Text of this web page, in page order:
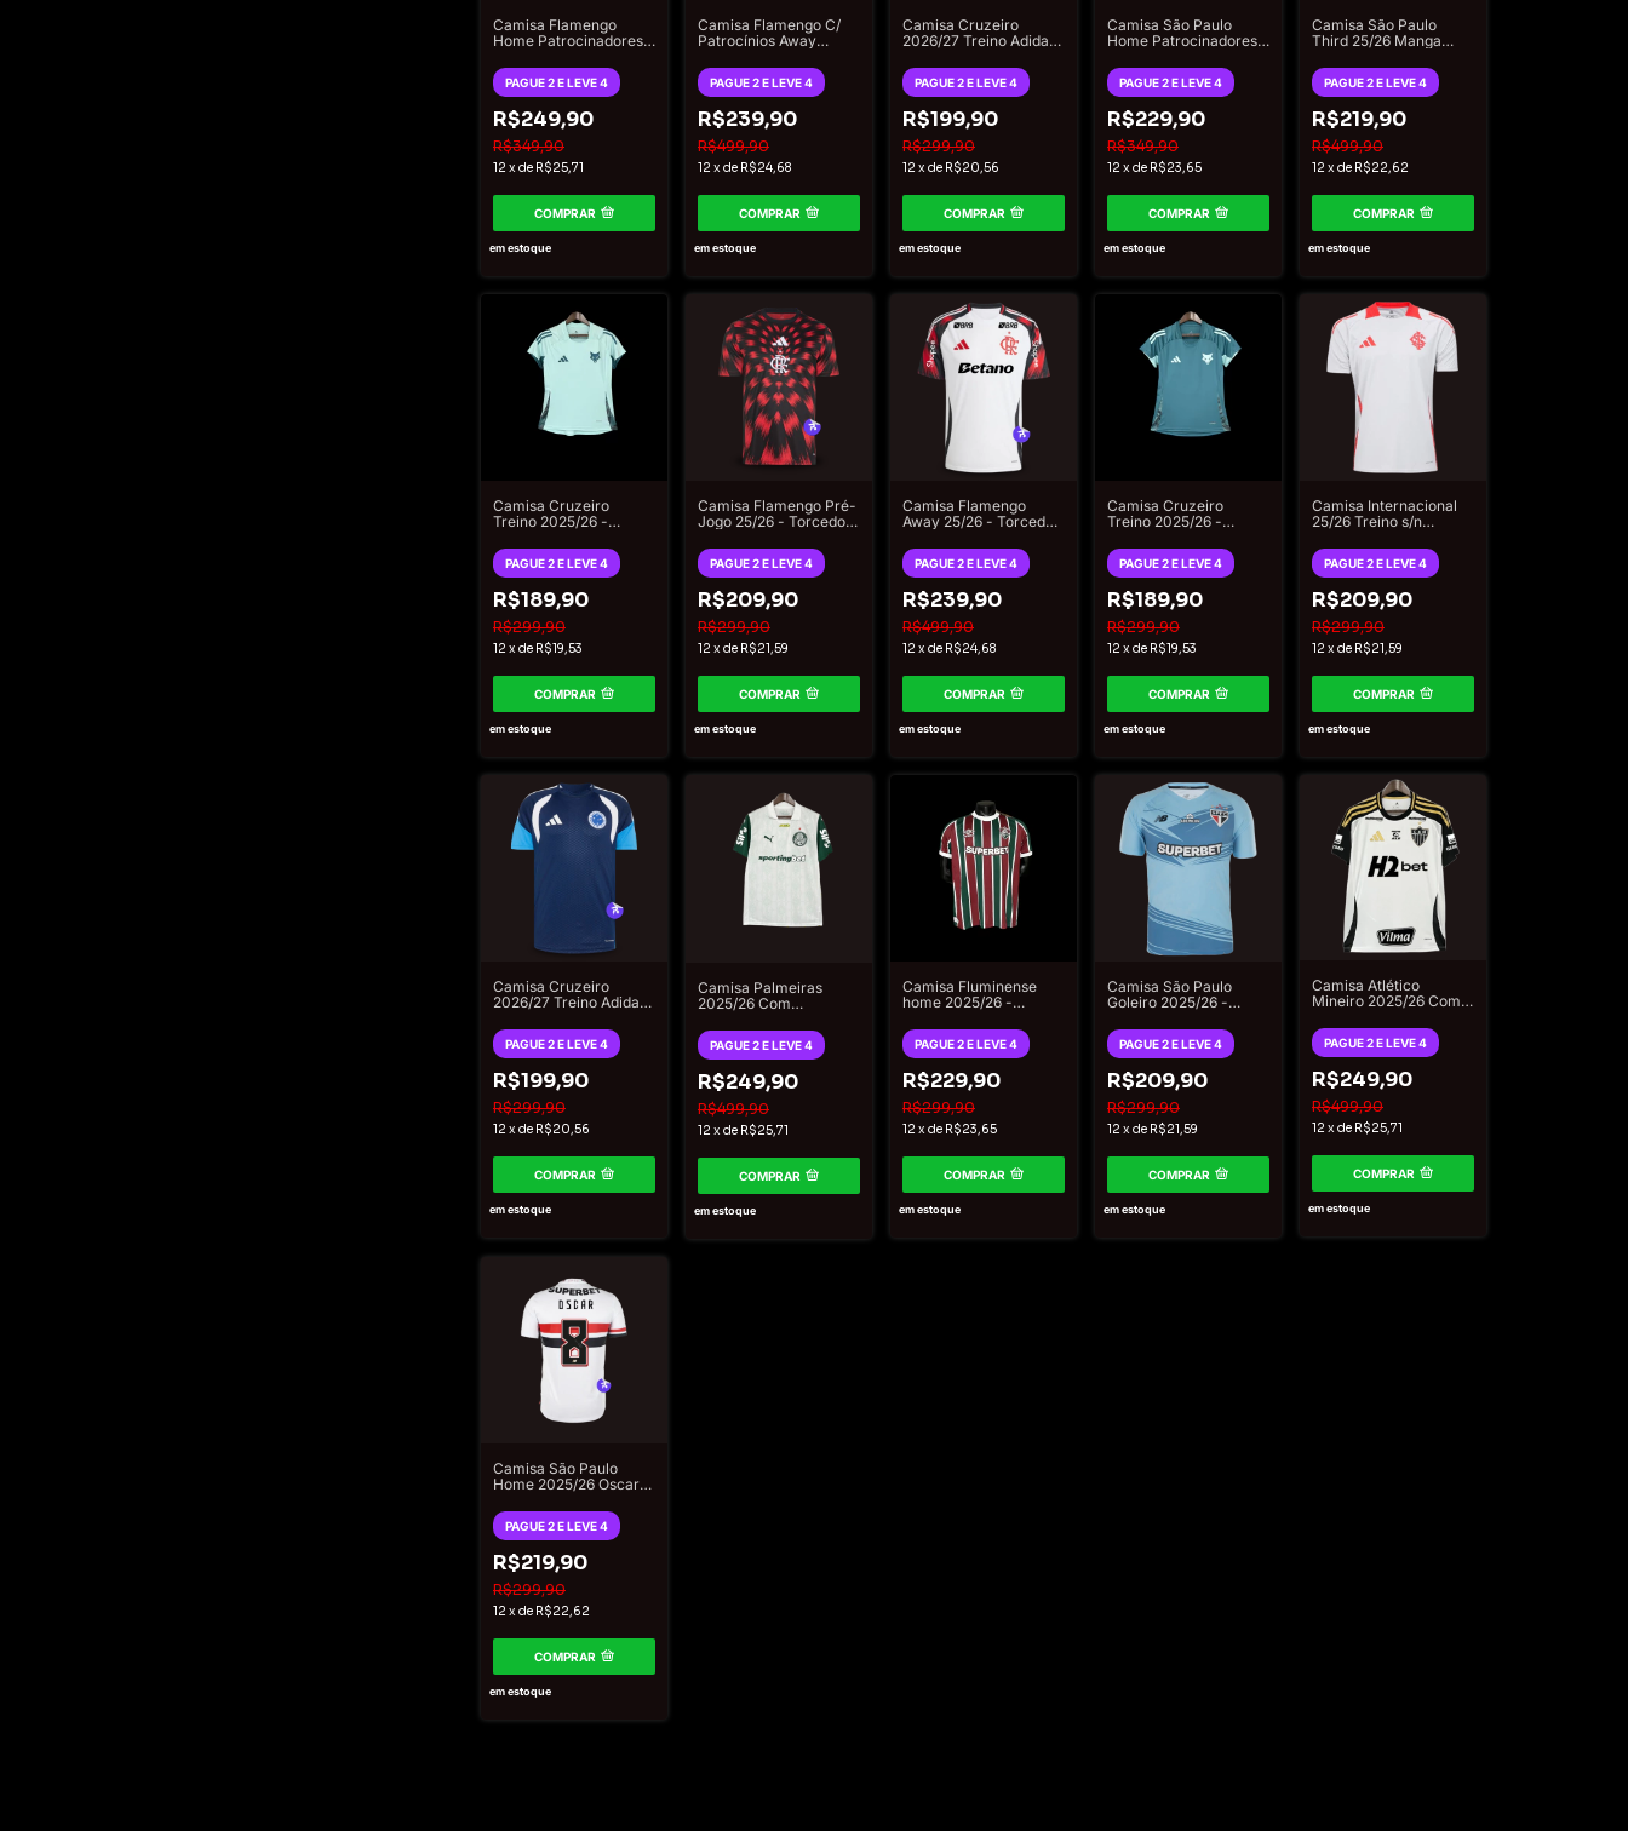
Camisa Flamengo
Home Patrocinadores
Adidas Masculino -
Vermelho
PAGUE 2 E LEVE 4
R$249,90
R$349,90
12 xde R$25,71
COMPRAR
em estoque
Camisa Flamengo C/
Patrocínios Away
Adidas Masculino -
Branco
PAGUE 2 E LEVE 4
R$239,90
R$499,90
12 xde R$24,68
COMPRAR
em estoque
Camisa Cruzeiro
2026/27 Treino Adidas
PAGUE 2 E LEVE 4
R$199,90
R$299,90
12 xde R$20,56
COMPRAR
em estoque
Camisa São Paulo
Home Patrocinadores
New Balance
Masculino - Branco
PAGUE 2 E LEVE 4
R$229,90
R$349,90
12 xde R$23,65
COMPRAR
em estoque
Camisa São Paulo
Third 25/26 Manga
Balance
PAGUE 2 E LEVE 4
R$219,90
R$499,90
12 xde R$22,62
COMPRAR
em estoque
Camisa Cruzeiro
Treino 2025/26 -
Verde
PAGUE 2 E LEVE 4
R$189,90
R$299,90
12 xde R$19,53
COMPRAR
em estoque
Camisa Flamengo Pré-
Jogo 25/26 - Torcedor
Vermelho
PAGUE 2 E LEVE 4
R$209,90
R$299,90
12 xde R$21,59
COMPRAR
em estoque
Camisa Flamengo
Away 25/26 - Torcedor
Com patrocinadores
PAGUE 2 E LEVE 4
R$239,90
R$499,90
12 xde R$24,68
COMPRAR
em estoque
Camisa Cruzeiro
Treino 2025/26 -
PAGUE 2 E LEVE 4
R$189,90
R$299,90
12 xde R$19,53
COMPRAR
em estoque
Camisa Internacional
25/26 Treino s/n
Masculina - Cinza
PAGUE 2 E LEVE 4
R$209,90
R$299,90
12 xde R$21,59
COMPRAR
em estoque
Camisa Cruzeiro
2026/27 Treino Adidas
Escuro
PAGUE 2 E LEVE 4
R$199,90
R$299,90
12 xde R$20,56
COMPRAR
em estoque
Camisa Palmeiras
2025/26 Com
Puma Masculino -
Branco
PAGUE 2 E LEVE 4
R$249,90
R$499,90
12 xde R$25,71
COMPRAR
em estoque
Camisa Fluminense
home 2025/26 -
Masculina
PAGUE 2 E LEVE 4
R$229,90
R$299,90
12 xde R$23,65
COMPRAR
em estoque
Camisa São Paulo
Goleiro 2025/26 -
Masculina - Azul Claro
PAGUE 2 E LEVE 4
R$209,90
R$299,90
12 xde R$21,59
COMPRAR
em estoque
Camisa Atlético
Mineiro 2025/26 Com
Adidas Masculino -
Branco
PAGUE 2 E LEVE 4
R$249,90
R$499,90
12 xde R$25,71
COMPRAR
em estoque
Camisa São Paulo
Home 2025/26 Oscar
Balance Masculina -
Branco
PAGUE 2 E LEVE 4
R$219,90
R$299,90
12 xde R$22,62
COMPRAR
em estoque